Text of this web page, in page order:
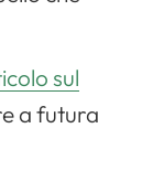
sul
a futura